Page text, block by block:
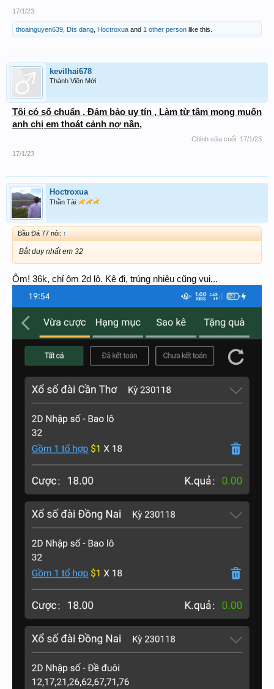
17/1/23
thoainguyen639 Dts dang Hoctroxua and 1 other person like this.
kevilhai678
Thành Viên Mới
Tôi có số chuẩn , Đảm bảo uy tín , Làm từ tâm mong muốn
anh chị em thoát cảnh nợ nần,
Chỉnh sửa cuối: 17/1/23
17/1/23
Hoctroxua
Thần Tài
Bầu Đá 77 nói: ↑
Bắt duy nhất em 32
Ôm! 36k, chỉ ôm 2d lô. Kệ đi, trúng nhiêu cũng vui...